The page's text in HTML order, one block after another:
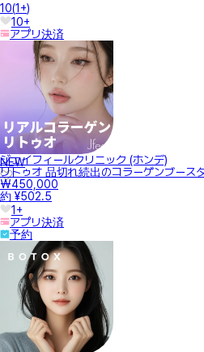
10(1+)
10+
アプリ決済
NEW
ジェイフィールクリニック (ホンデ)
リトゥオ 品切れ続出のコラーゲンブース
₩450,000
約 ¥502.5
1+
アプリ決済
予約